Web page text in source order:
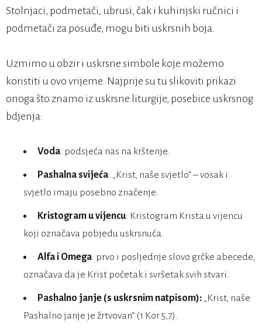
Stolnjaci, podmetači, ubrusi, čak i kuhinjski ručnici i
podmetači za posuđe, mogu biti uskrsnih boja.
Uzmimo u obzir i uskrsne simbole koje možemo
koristiti u ovo vrijeme. Najprije su tu slikoviti prikazi
onoga što znamo iz uskrsne liturgije, posebice uskrsnog
bdjenja:
Voda: podsjeća nas na krštenje.
Pashalna svijeća: „Krist, naše svjetlo“ – vosak i
svjetlo imaju posebno značenje.
Kristogram u vijencu: Kristogram Krista u vijencu
koji označava pobjedu uskrsnuća.
Alfa i Omega: prvo i posljednje slovo grčke abecede,
označava da je Krist početak i svršetak svih stvari.
Pashalno janje (s uskrsnim natpisom): „Krist, naše
Pashalno janje je žrtvovan“ (1 Kor 5,7).